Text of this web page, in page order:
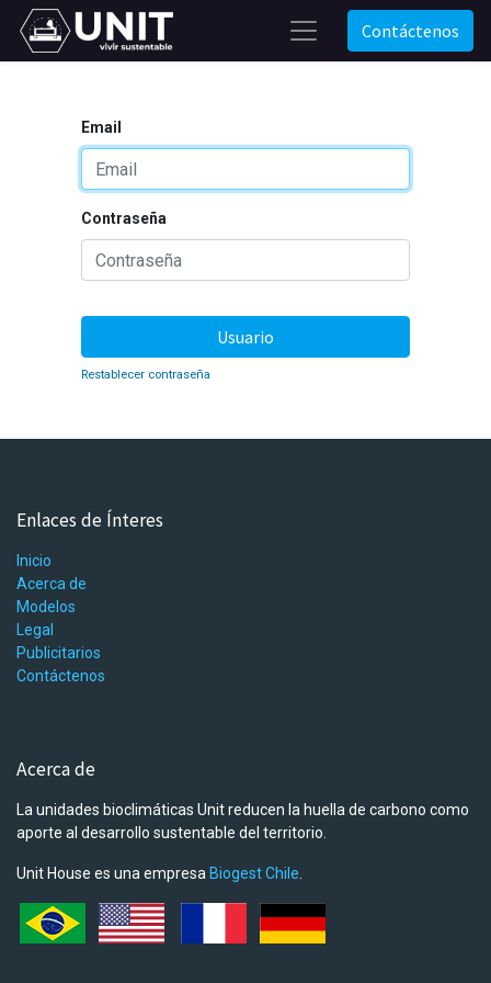
Contáctenos
Email
Contraseña
Usuario
Restablecer contraseña
Enlaces de Ínteres
Inicio
Acerca de
Modelos
Legal
Publicitarios
Contáctenos
Acerca de
La unidades bioclimáticas Unit reducen la huella de carbono como
aporte al desarrollo sustentable del territorio.
Unit House es una empresa Biogest Chile